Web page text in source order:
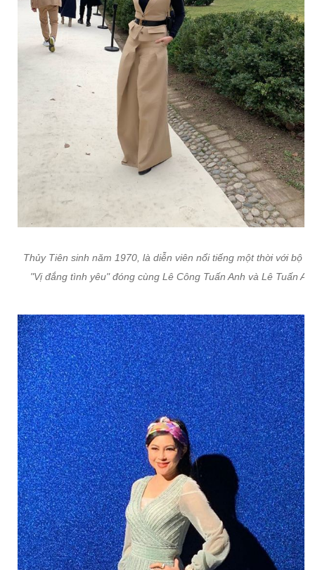
Thủy Tiên sinh năm 1970, là diễn viên nổi tiếng một thời với bộ
"Vị đắng tình yêu" đóng cùng Lê Công Tuấn Anh và Lê Tuấn